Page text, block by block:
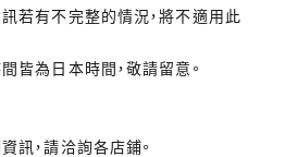
若有不完整的情況，將不適用此
皆為日本時間，敬請留意。
訊，請洽詢各店鋪。